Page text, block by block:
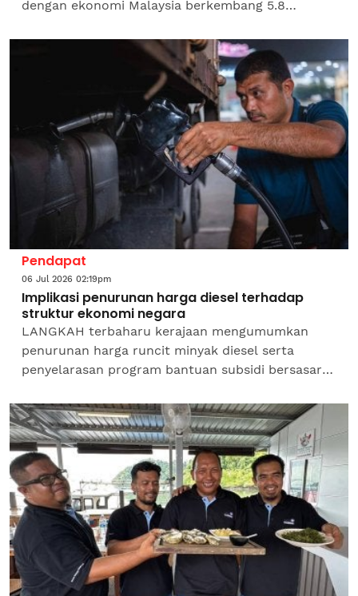
dengan ekonomi Malaysia berkembang 5.8
5.4 peratus suku pertama (S1)...
Pendapat
06 Jul 2026 02:19pm
Implikasi penurunan harga diesel terhadap
struktur ekonomi negara
LANGKAH terbaharu kerajaan mengumumkan
penurunan harga runcit minyak diesel serta
penyelarasan program bantuan subsidi bersasar
satu isyarat jelas bahawa...